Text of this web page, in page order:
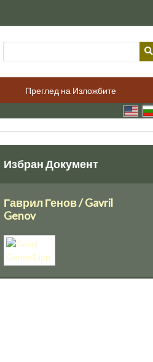
Преглед на Изложбите
Избран Документ
Гаврил Генов / Gavril
Genov